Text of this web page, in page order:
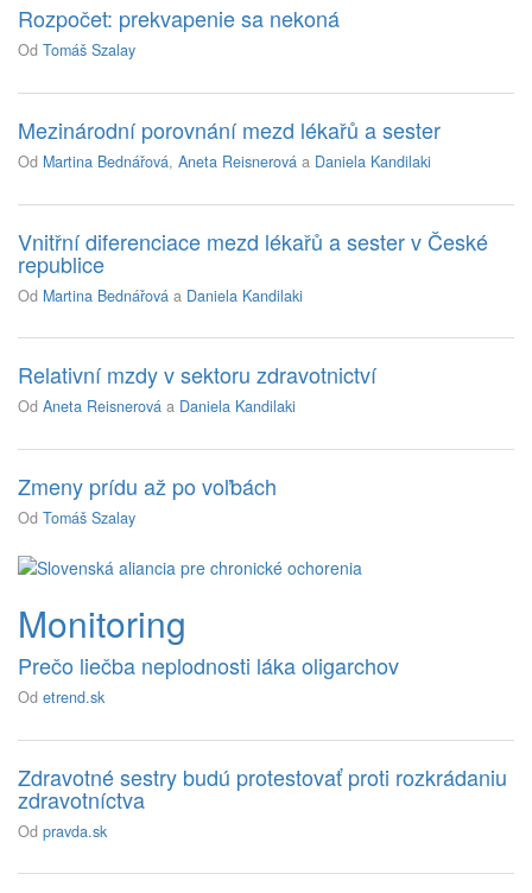
Rozpočet: prekvapenie sa nekoná
Od Tomáš Szalay
Mezinárodní porovnání mezd lékařů a sester
Od Martina Bednářová, Aneta Reisnerová a Daniela Kandilaki
Vnitřní diferenciace mezd lékařů a sester v České
republice
Od Martina Bednářová a Daniela Kandilaki
Relativní mzdy v sektoru zdravotnictví
Od Aneta Reisnerová a Daniela Kandilaki
Zmeny prídu až po voľbách
Od Tomáš Szalay
Monitoring
Prečo liečba neplodnosti láka oligarchov
Od etrend.sk
Zdravotné sestry budú protestovať proti rozkrádaniu
zdravotníctva
Od pravda.sk